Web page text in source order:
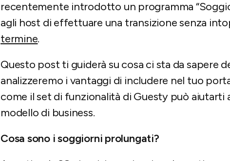
recentemente introdotto un programma
agli host di effettuare una transizione senza
termine.
Questo post ti guiderà su cosa ci sta da sapere
analizzeremo i vantaggi di includere nel tuo
come il set di funzionalità di Guesty può aiutarti
modello di business.
Cosa sono i soggiorni prolungati?